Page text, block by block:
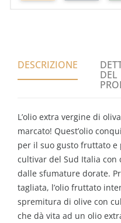
DESCRIZIONE
DEL
L’olio extra vergine di
marcato! Quest’olio
per il suo gusto fruttato
cultivar del Sud Italia con
dalle sfumature dorate.
tagliata, l’olio fruttato
spremitura di olive con
che dà vita ad un olio